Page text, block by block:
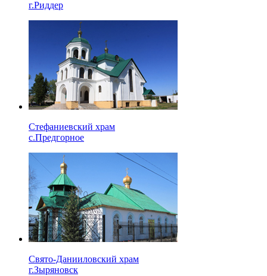
г.Риддер
Стефаниевский храм
с.Предгорное
Свято-Данииловский храм
г.Зыряновск